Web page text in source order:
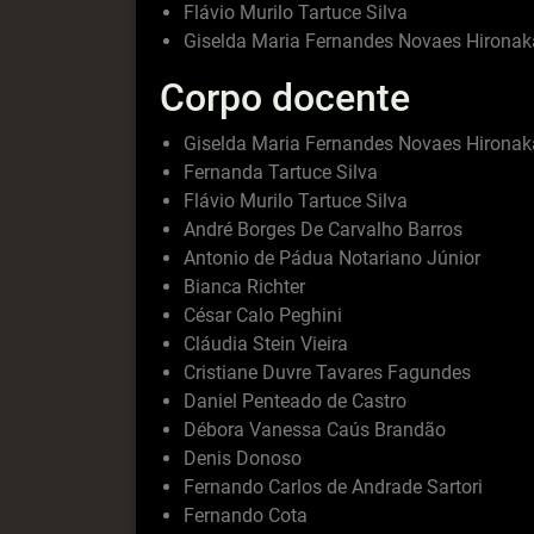
Flávio Murilo Tartuce Silva
Giselda Maria Fernandes Novaes
Corpo docente
Giselda Maria Fernandes Novaes
Fernanda Tartuce Silva
Flávio Murilo Tartuce Silva
André Borges De Carvalho Barros
Antonio de Pádua Notariano Júnior
Bianca Richter
César Calo Peghini
Cláudia Stein Vieira
Cristiane Duvre Tavares Fagundes
Daniel Penteado de Castro
Débora Vanessa Caús Brandão
Denis Donoso
Fernando Carlos de Andrade Sartori
Fernando Cota